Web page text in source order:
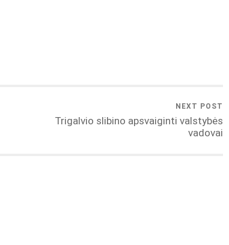
NEXT POST
Trigalvio slibino apsvaiginti valstybės
vadovai